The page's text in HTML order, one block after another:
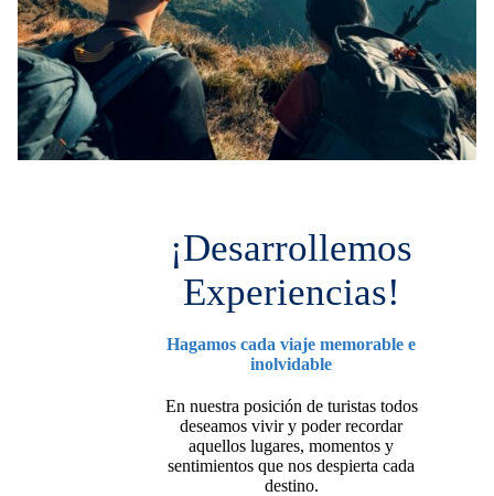
¡Desarrollemos
Experiencias!
Hagamos cada viaje memorable e
inolvidable
En nuestra posición de turistas todos
deseamos vivir y poder recordar
aquellos lugares, momentos y
sentimientos que nos despierta cada
destino.